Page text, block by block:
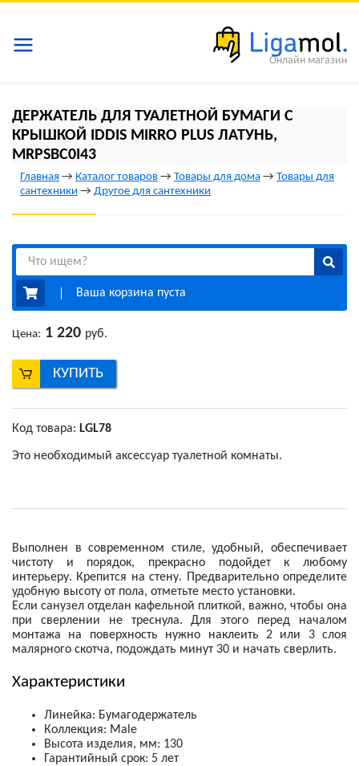
ДЕРЖАТЕЛЬ ДЛЯ ТУАЛЕТНОЙ БУМАГИ С
КРЫШКОЙ IDDIS MIRRO PLUS ЛАТУНЬ,
MRPSBC0I43
Главная → Каталог товаров → Товары для дома → Товары для
сантехники → Другое для сантехники
Ваша корзина пуста
Цена: 1 220 руб.
КУПИТЬ
Код товара: LGL78
Это необходимый аксессуар туалетной комнаты.
Выполнен в современном стиле, удобный, обеспечивает
чистоту и порядок, прекрасно подойдет к любому
интерьеру. Крепится на стену. Предварительно определите
удобную высоту от пола, отметьте место установки.
Если санузел отделан кафельной плиткой, важно, чтобы она
при сверлении не треснула. Для этого перед началом
монтажа на поверхность нужно наклеить 2 или 3 слоя
малярного скотча, подождать минут 30 и начать сверлить.
Характеристики
Линейка: Бумагодержатель
Коллекция: Male
Высота изделия, мм: 130
Гарантийный срок: 5 лет
Онлайн магазин